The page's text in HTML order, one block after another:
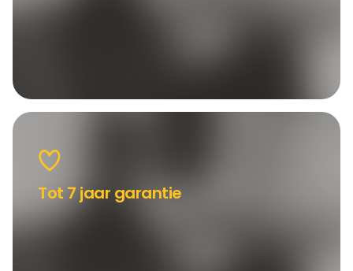
Tot 7 jaar garantie